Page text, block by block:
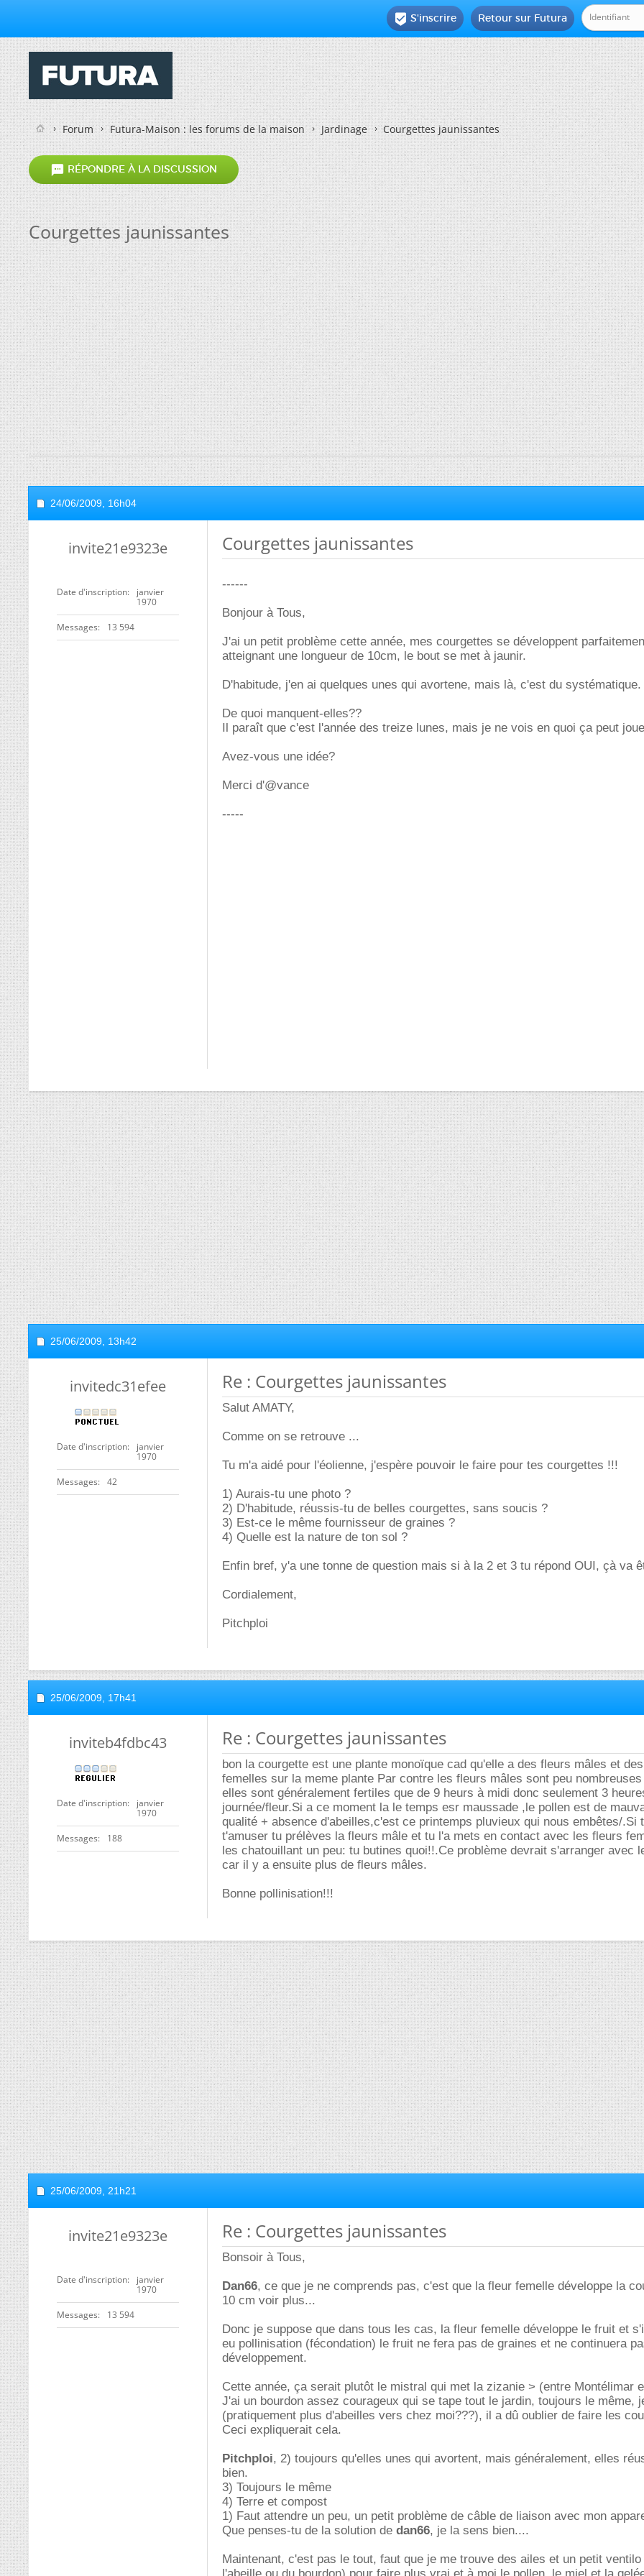
Retour sur Futura
 S'inscrire
Forum Futura-Maison : les forums de la maison Jardinage Courgettes jaunissantes
 RÉPONDRE À LA DISCUSSION
Courgettes jaunissantes
24/06/2009, 16h04
invite21e9323e
Date d'inscription
janvier
1970
Messages 13 594
Courgettes jaunissantes
------
Bonjour à Tous,
J'ai un petit problème cette année, mes courgettes se développent
atteignant une longueur de 10cm, le bout se met à jaunir.
D'habitude, j'en ai quelques unes qui avortene, mais là, c'est du systématique.
De quoi manquent-elles??
Il paraît que c'est l'année des treize lunes, mais je ne vois en quoi ça peut
Avez-vous une idée?
Merci d'@vance
-----
25/06/2009, 13h42
invitedc31efee
Date d'inscription
janvier
1970
Messages 42
Re : Courgettes jaunissantes
Salut AMATY,
Comme on se retrouve ...
Tu m'a aidé pour l'éolienne, j'espère pouvoir le faire pour tes courgettes !!!
1) Aurais-tu une photo ?
2) D'habitude, réussis-tu de belles courgettes, sans soucis ?
3) Est-ce le même fournisseur de graines ?
4) Quelle est la nature de ton sol ?
Enfin bref, y'a une tonne de question mais si à la 2 et 3 tu répond OUI, çà va
Cordialement,
Pitchploi
25/06/2009, 17h41
inviteb4fdbc43
Date d'inscription
janvier
1970
Messages 188
Re : Courgettes jaunissantes
bon la courgette est une plante monoïque cad qu'elle a des fleurs mâles et
femelles sur la meme plante Par contre les fleurs mâles sont peu
elles sont généralement fertiles que de 9 heurs à midi donc seulement 3
journée/fleur.Si a ce moment la le temps esr maussade ,le pollen est de
qualité + absence d'abeilles,c'est ce printemps pluvieux qui nous embêtes/.Si
t'amuser tu prélèves la fleurs mâle et tu l'a mets en contact avec les fleurs
les chatouillant un peu: tu butines quoi!!.Ce problème devrait s'arranger avec
car il y a ensuite plus de fleurs mâles.
Bonne pollinisation!!!
25/06/2009, 21h21
invite21e9323e
Date d'inscription
janvier
1970
Messages 13 594
Re : Courgettes jaunissantes
Bonsoir à Tous,
Dan66, ce que je ne comprends pas, c'est que la fleur femelle développe la
10 cm voir plus...
Donc je suppose que dans tous les cas, la fleur femelle développe le fruit et
eu pollinisation (fécondation) le fruit ne fera pas de graines et ne continuera
développement.
Cette année, ça serait plutôt le mistral qui met la zizanie > (entre Montélimar
J'ai un bourdon assez courageux qui se tape tout le jardin, toujours le même,
(pratiquement plus d'abeilles vers chez moi???), il a dû oublier de faire les
Ceci expliquerait cela.
Pitchploi, 2) toujours qu'elles unes qui avortent, mais généralement, elles
bien.
3) Toujours le même
4) Terre et compost
1) Faut attendre un peu, un petit problème de câble de liaison avec mon
Que penses-tu de la solution de dan66, je la sens bien....
Maintenant, c'est pas le tout, faut que je me trouve des ailes et un petit